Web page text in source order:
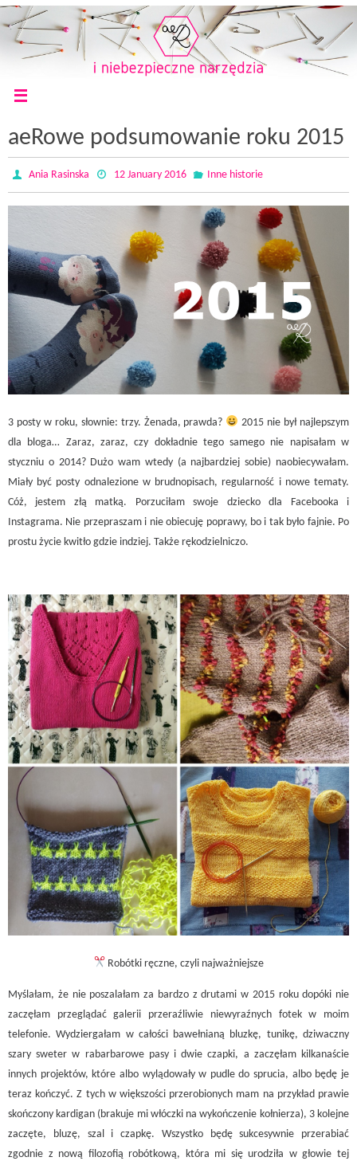
aeRowe podsumowanie roku 2015
Ania Rasinska 12 January 2016 Inne historie
3 posty w roku, słownie: trzy. Żenada, prawda?
2015 nie był najlepszym
dla bloga… Zaraz, zaraz, czy dokładnie tego samego nie napisałam w
styczniu o 2014? Dużo wam wtedy (a najbardziej sobie) naobiecywałam.
Miały być posty odnalezione w brudnopisach, regularność i nowe tematy.
Cóż, jestem złą matką. Porzuciłam swoje dziecko dla Facebooka i
Instagrama. Nie przepraszam i nie obiecuję poprawy, bo i tak było fajnie. Po
prostu życie kwitło gdzie indziej. Także rękodzielniczo.
Robótki ręczne, czyli najważniejsze
Myślałam, że nie poszalałam za bardzo z drutami w 2015 roku dopóki nie
zaczęłam przeglądać galerii przeraźliwie niewyraźnych fotek w moim
telefonie. Wydziergałam w całości bawełnianą bluzkę, tunikę, dziwaczny
szary sweter w rabarbarowe pasy i dwie czapki, a zaczęłam kilkanaście
innych projektów, które albo wylądowały w pudle do sprucia, albo będę je
teraz kończyć. Z tych w większości przerobionych mam na przykład prawie
skończony kardigan (brakuje mi włóczki na wykończenie kołnierza), 3 kolejne
zaczęte, bluzę, szal i czapkę. Wszystko będę sukcesywnie przerabiać
zgodnie z nową filozofią robótkową, która mi się urodziła w głowie tej